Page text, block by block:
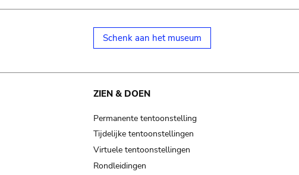
Schenk aan het museum
ZIEN & DOEN
Permanente tentoonstelling
Tijdelijke tentoonstellingen
Virtuele tentoonstellingen
Rondleidingen